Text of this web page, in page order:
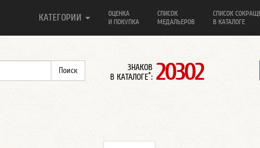
КАТЕГОРИИ
ОЦЕНКА
И ПОКУПКА
СПИСОК
МЕДАЛЬЕРОВ
СПИСОК
В КАТАЛОГЕ
ЗНАКОВ
В КАТАЛОГЕ*: 20302